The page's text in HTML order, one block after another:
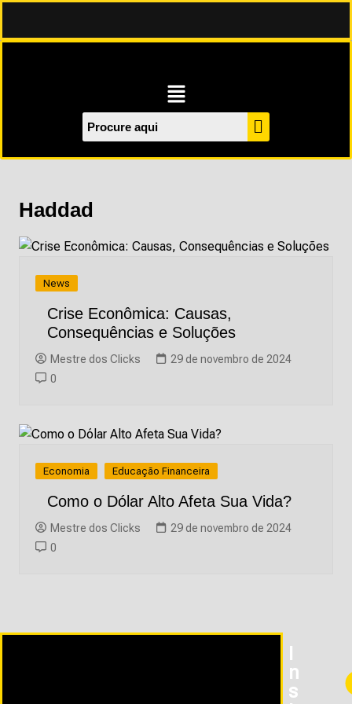
Haddad
News
Crise Econômica: Causas,
Consequências e Soluções
Mestre dos Clicks
29 de novembro de 2024
0
Economia Educação Financeira
Como o Dólar Alto Afeta Sua Vida?
Mestre dos Clicks
29 de novembro de 2024
0
N
S